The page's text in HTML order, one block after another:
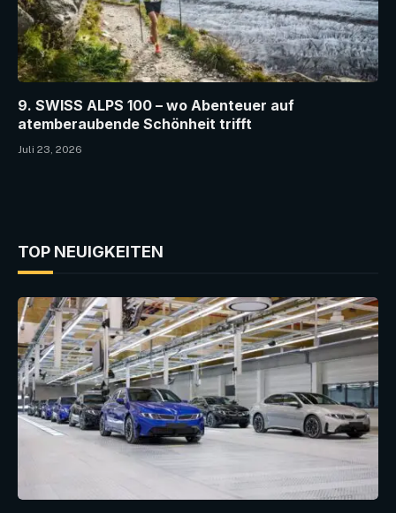
9. SWISS ALPS 100 – wo Abenteuer auf
atemberaubende Schönheit trifft
Juli 23, 2026
TOP NEUIGKEITEN